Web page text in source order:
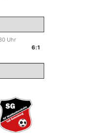
Uhr
6:1